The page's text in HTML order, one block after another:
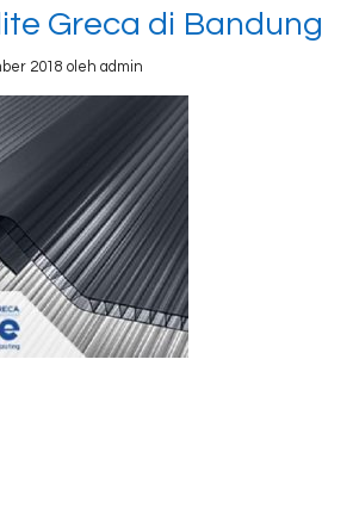
Greca di Bandung
2018 oleh admin